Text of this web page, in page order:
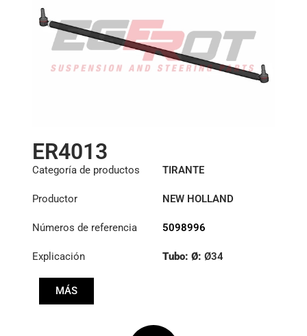
ER4013
Categoría de productos TIRANTE
Productor NEW HOLLAND
Números de referencia 5098996
Explicación Tubo: Ø: Ø34
MÁS